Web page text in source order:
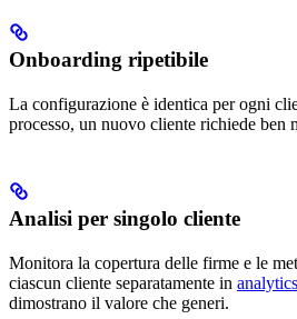
Onboarding ripetibile
La configurazione è identica per ogni
processo, un nuovo cliente richiede ben
Analisi per singolo cliente
Monitora la copertura delle firme e le
ciascun cliente separatamente in analytics
dimostrano il valore che generi.